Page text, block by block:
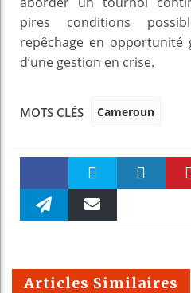
pires conditions
repêchage en opportunité
d’une gestion en crise.
MOTS CLÉS Cameroun
Faceboo Twitter
m
Articles Similaires